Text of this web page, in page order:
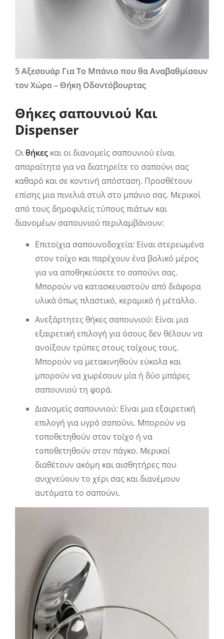
5 Αξεσουάρ Για Το Μπάνιο που θα Αναβαθμίσουν
τον Χώρο – Θήκη Οδοντόβουρτας
Θήκες σαπουνιού Και
Dispenser
Οιθήκες και οι διανομείς σαπουνιού είναι
απαραίτητα για να διατηρείτε το σαπούνι σας
καθαρό και σε κοντινή απόσταση. Προσθέτουν
επίσης μια πινελιά στυλ στο μπάνιο σας. Μερικοί
από τους δημοφιλείς τύπους πιάτων και
διανομέων σαπουνιού περιλαμβάνουν:
Επιτοίχια σαπουνοδοχεία: Είναι στερεωμένα
στον τοίχο και παρέχουν ένα βολικό μέρος
για να αποθηκεύσετε το σαπούνι σας.
Μπορούν να κατασκευαστούν από διάφορα
υλικά όπως πλαστικό, κεραμικό ή μέταλλο.
Ανεξάρτητες θήκες σαπουνιού: Είναι μια
εξαιρετική επιλογή για όσους δεν θέλουν να
ανοίξουν τρύπες στους τοίχους τους.
Μπορούν να μετακινηθούν εύκολα και
μπορούν να χωρέσουν μία ή δύο μπάρες
σαπουνιού τη φορά.
Διανομείς σαπουνιού: Είναι μια εξαιρετική
επιλογή για υγρό σαπούνι. Μπορούν να
τοποθετηθούν στον τοίχο ή να
τοποθετηθούν στον πάγκο. Μερικοί
διαθέτουν ακόμη και αισθητήρες που
ανιχνεύουν το χέρι σας και διανέμουν
αυτόματα το σαπούνι.